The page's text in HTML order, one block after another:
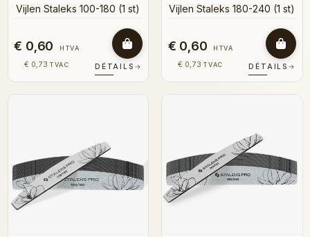
Vijlen Staleks 100-180 (1 st)
€ 0,60 HTVA
€ 0,73 TVAC DÉTAILS →
Vijlen Staleks 180-240 (1 st)
€ 0,60 HTVA
€ 0,73 TVAC DÉTAILS →